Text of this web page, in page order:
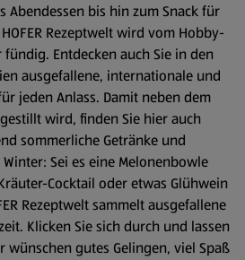
Abendessen bis hin zum Snack für
Rezeptwelt wird vom Hobby-
Entdecken auch Sie in den
ausgefallene, internationale und
jeden Anlass. Damit neben dem
wird, finden Sie hier auch
sommerliche Getränke und
Sei es eine Melonenbowle
Cocktail oder etwas Glühwein
Rezeptwelt sammelt ausgefallene
Klicken Sie sich durch und lassen
gutes Gelingen, viel Spaß